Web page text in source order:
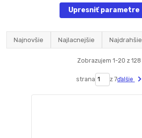
Upresniť parametre
Najnovšie Najlacnejšie Najdrahšie
Zobrazujem 1-20 z 128
strana z 7ďalšie